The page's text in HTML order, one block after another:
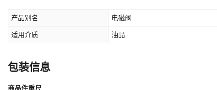
产品别名 电磁阀
适用介质 油品
包装信息
商品件重尺